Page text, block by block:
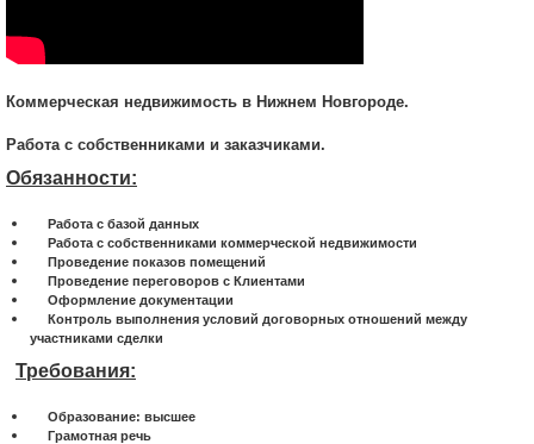
Коммерческая недвижимость в Нижнем Новгороде.
Работа с собственниками и заказчиками.
Обязанности:
Работа с базой данных
Работа с собственниками коммерческой недвижимости
Проведение показов помещений
Проведение переговоров с Клиентами
Оформление документации
Контроль выполнения условий договорных отношений между
участниками сделки
Требования:
Образование: высшее
Грамотная речь